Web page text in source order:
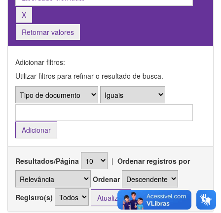
Retornar valores
Adicionar filtros:
Utilizar filtros para refinar o resultado de busca.
Resultados/Página | Ordenar registros por
Ordenar
Registro(s)